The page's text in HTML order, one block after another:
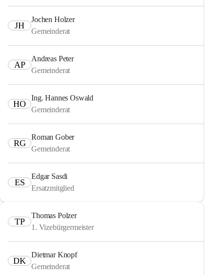
JH
Jochen Holzer
Gemeinderat
AP
Andreas Peter
Gemeinderat
HO
Ing. Hannes Oswald
Gemeinderat
RG
Roman Gober
Gemeinderat
ES
Edgar Sasdi
Ersatzmitglied
TP
Thomas Polzer
1. Vizebürgermeister
DK
Dietmar Knopf
Gemeinderat